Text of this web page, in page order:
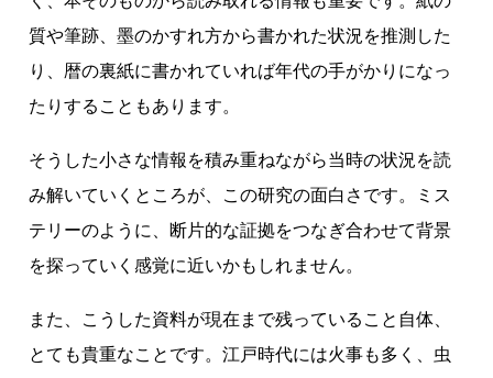
質や筆跡、墨のかすれ方から書かれた状況を推測した
り、暦の裏紙に書かれていれば年代の手がかりになっ
たりすることもあります。
そうした小さな情報を積み重ねながら当時の状況を読
み解いていくところが、この研究の面白さです。ミス
テリーのように、断片的な証拠をつなぎ合わせて背景
を探っていく感覚に近いかもしれません。
また、こうした資料が現在まで残っていること自体、
とても貴重なことです。江戸時代には火事も多く、虫